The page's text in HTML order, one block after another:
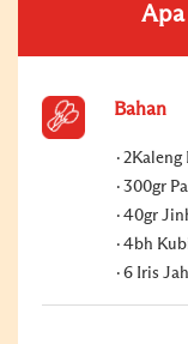
Apa
Bahan
2Kaleng
300gr
40gr
4bh
6 Iris